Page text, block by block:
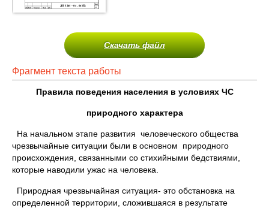
Скачать файл
Фрагмент текста работы
Правила поведения населения в условиях ЧС
природного характера
На начальном этапе развития человеческого общества
чрезвычайные ситуации были в основном природного
происхождения, связанными со стихийными бедствиями,
которые наводили ужас на человека.
Природная чрезвычайная ситуация- это обстановка на
определенной территории, сложившаяся в результате